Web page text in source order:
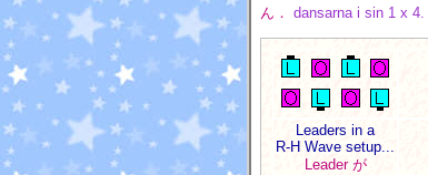
ん． dansarna i sin 1 x 4.
Leaders in a
R-H Wave setup...
Leader が